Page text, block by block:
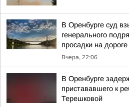
В Оренбурге суд
генерального
просадки на дороге
Вчера, 22:06
В Оренбурге
пристававшего к
Терешковой